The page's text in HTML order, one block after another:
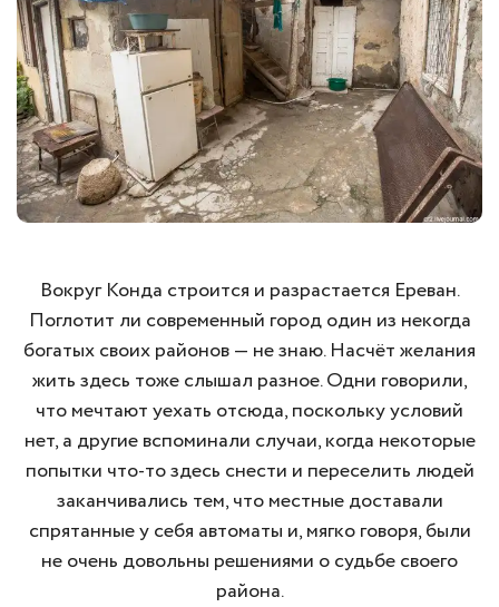
Вокруг Конда строится и разрастается Ереван.
Поглотит ли современный город один из некогда
богатых своих районов — не знаю. Насчёт желания
жить здесь тоже слышал разное. Одни говорили,
что мечтают уехать отсюда, поскольку условий
нет, а другие вспоминали случаи, когда некоторые
попытки что-то здесь снести и переселить людей
заканчивались тем, что местные доставали
спрятанные у себя автоматы и, мягко говоря, были
не очень довольны решениями о судьбе своего
района.